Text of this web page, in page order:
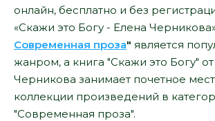
онлайн, бесплатно и без
«Скажи это Богу - Елена
Современная проза" является
жанром, а книга "Скажи это Богу"
Черникова занимает почетное
коллекции произведений в
"Современная проза".